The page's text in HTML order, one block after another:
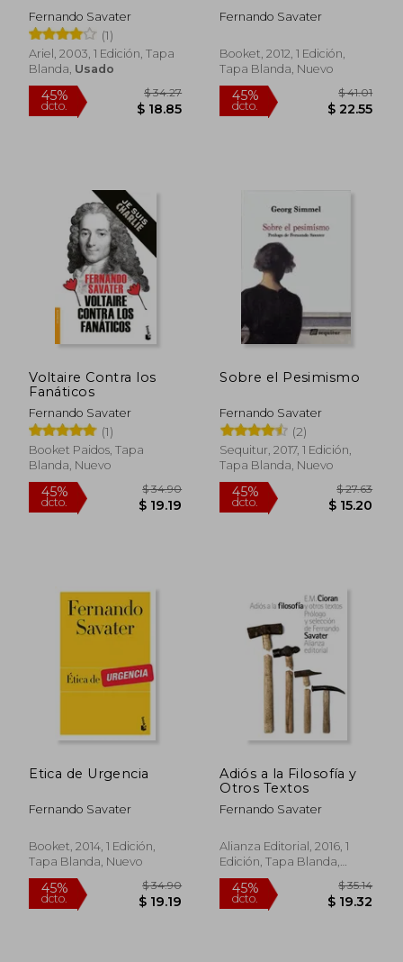
$ 23.25 dcto.
Fernando Savater
(1)
Ariel, 2003, 1 Edición, Tapa
Blanda, Usado
Fernando Savater
Booket, 2012, 1 Edición,
Tapa Blanda, Nuevo
45%
dcto.
Voltaire Contra los
Fanáticos
Fernando Savater
(1)
Booket Paidos, Tapa
Blanda, Nuevo
Sobre el Pesimismo
Fernando Savater
(2)
Sequitur, 2017, 1 Edición,
Tapa Blanda, Nuevo
Etica de Urgencia
Fernando Savater
Booket, 2014, 1 Edición,
Tapa Blanda, Nuevo
Adiós a la Filosofía y
Otros Textos
Fernando Savater
Alianza Editorial, 2016, 1
Edición, Tapa Blanda,
Nuevo